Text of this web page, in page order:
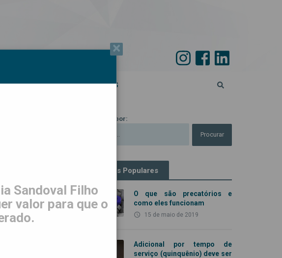
ESPECIAL 45 ANOS
Procurar por:
Artigos Populares
O que são precatórios e
como eles funcionam
access_time 15 de maio de 2019
Adicional por tempo de
serviço (quinquênio) deve ser
×
Sandoval Filho
valor para que o